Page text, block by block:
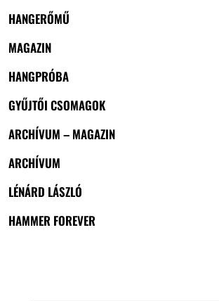
HANGERŐMŰ
MAGAZIN
HANGPRÓBA
GYŰJTŐI CSOMAGOK
ARCHÍVUM – MAGAZIN
ARCHÍVUM
LÉNÁRD LÁSZLÓ
HAMMER FOREVER